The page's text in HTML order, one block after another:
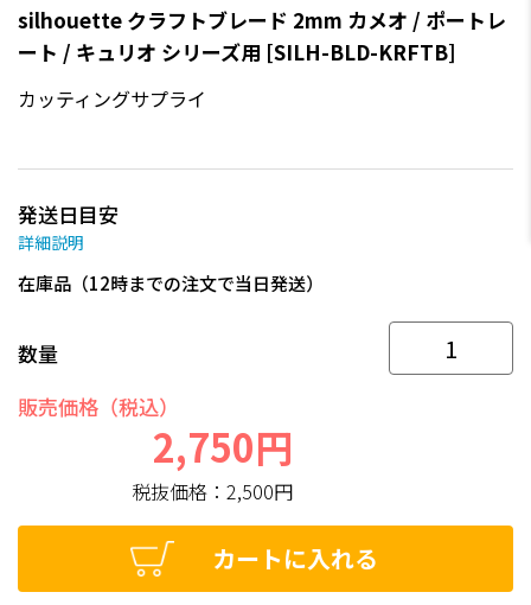
silhouette クラフトブレード 2mm カメオ / ポートレ
ート / キュリオ シリーズ用 [SILH-BLD-KRFTB]
カッティングサプライ
発送日目安
詳細説明
在庫品（12時までの注文で当日発送）
数量
販売価格（税込）
2,750円
税抜価格：2,500円
カートに入れる